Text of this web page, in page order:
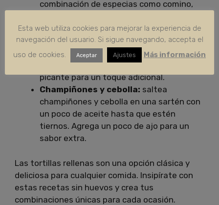
combinación de especias como comino,
Repollo y Zanahoria:corta finamente
repollo y zanahorias y saltea en una
sartén con un poco de aceite hasta que
estén tiernos. Agrega un poco de salsa
picante para un toque adicional.
Champiñones y cebolla: saltea
champiñones y cebolla en una sartén con
un poco de aceite hasta que estén
tiernos. Agrega un poco de ajo para un
sabor extra.
Las tortillas rellenas son una opción clásica y
deliciosa para cualquier comida. Insipírate con
estas recetas sin huevos y crea tus
combinaciones únicas para cada ocasión.
Esta web utiliza cookies para mejorar la experiencia de
navegación del usuario. Si sigue navegando, accepta el
uso de cookies.
Aceptar Ajustes Más información